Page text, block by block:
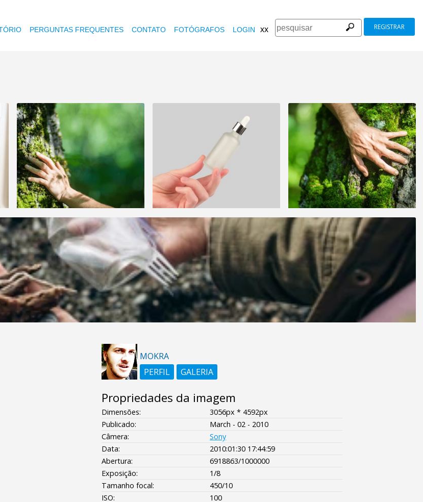
PERGUNTAS FREQUENTES CONTATO FOTÓGRAFOS LOGIN xx REGISTRAR
MOKRA
PERFIL
GALERIA
Propriedades da imagem
Dimensões:
3056px * 4592px
Publicado:
March - 02 - 2010
Câmera:
Sony
Data:
2010:01:30 17:44:59
Abertura:
6918863/1000000
Exposição:
1/8
Tamanho focal:
450/10
ISO:
100